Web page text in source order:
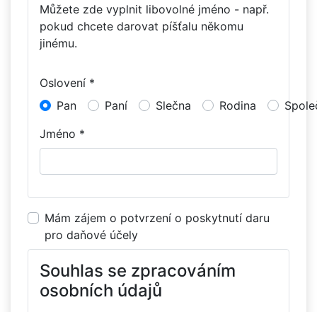
Můžete zde vyplnit libovolné jméno - např.
pokud chcete darovat píšťalu někomu
jinému.
Oslovení *
Pan
Paní Slečna Rodina
Jméno *
Mám zájem o potvrzení o poskytnutí daru
pro daňové účely
Souhlas se zpracováním
osobních údajů